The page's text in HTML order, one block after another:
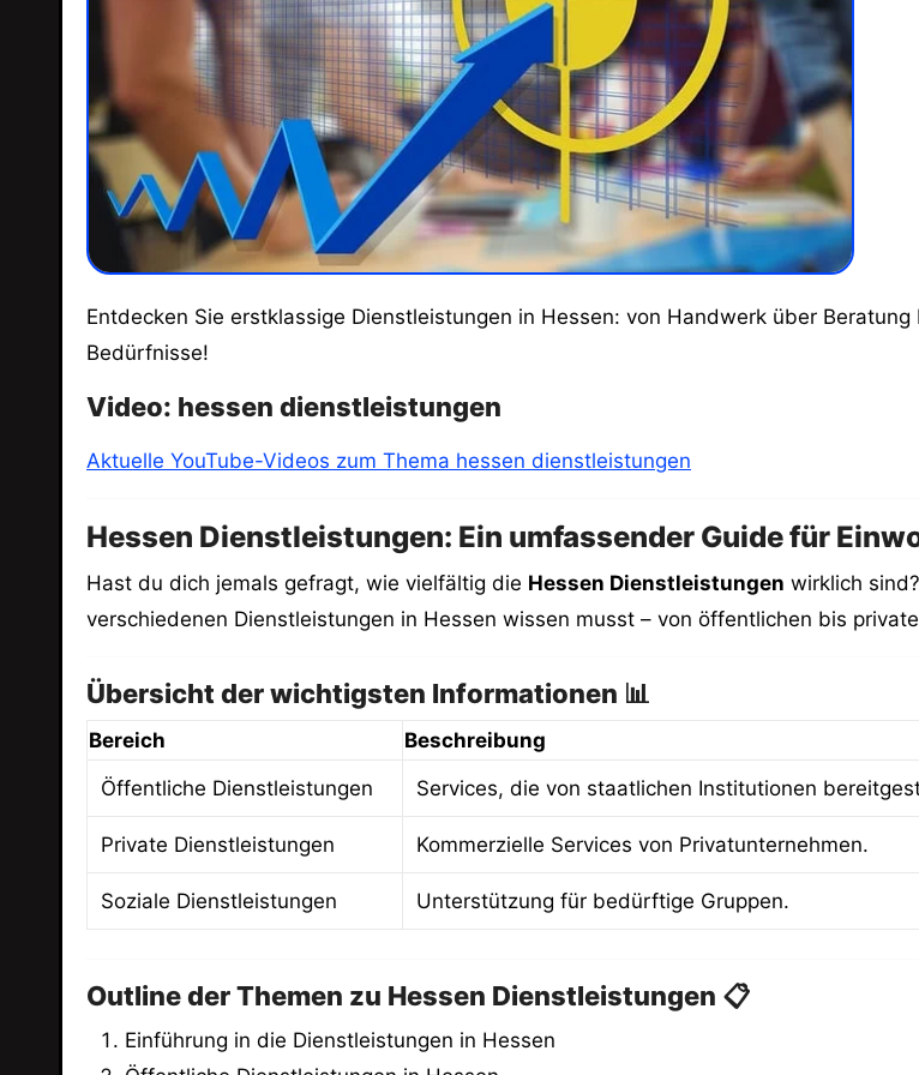
Entdecken Sie erstklassige Dienstleistungen in Hessen: von Handwerk über Beratung bis zu digitalen Lösungen. Ihr Partner für individuelle
Bedürfnisse!
Video: hessen dienstleistungen
Aktuelle YouTube-Videos zum Thema hessen dienstleistungen
Hessen Dienstleistungen: Ein umfassender Guide für
Hast du dich jemals gefragt, wie vielfältig die Hessen Dienstleistungen wirklich
verschiedenen Dienstleistungen in Hessen wissen musst – von öffentlichen bis
Übersicht der wichtigsten Informationen 📊
Bereich Beschreibung
Öffentliche Dienstleistungen
Services, die von staatlichen Institutionen
Private Dienstleistungen Kommerzielle Services von Privatunternehmen.
Soziale Dienstleistungen Unterstützung für bedürftige Gruppen.
Outline der Themen zu Hessen Dienstleistungen 📋
Einführung in die Dienstleistungen in Hessen